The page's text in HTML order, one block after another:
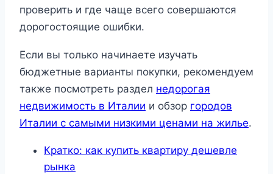
проверить и где чаще всего совершаются
дорогостоящие ошибки.
Если вы только начинаете изучать
бюджетные варианты покупки, рекомендуем
также посмотреть раздел недорогая
недвижимость в Италии и обзор городов
Италии с самыми низкими ценами на жилье.
Кратко: как купить квартиру дешевле
рынка